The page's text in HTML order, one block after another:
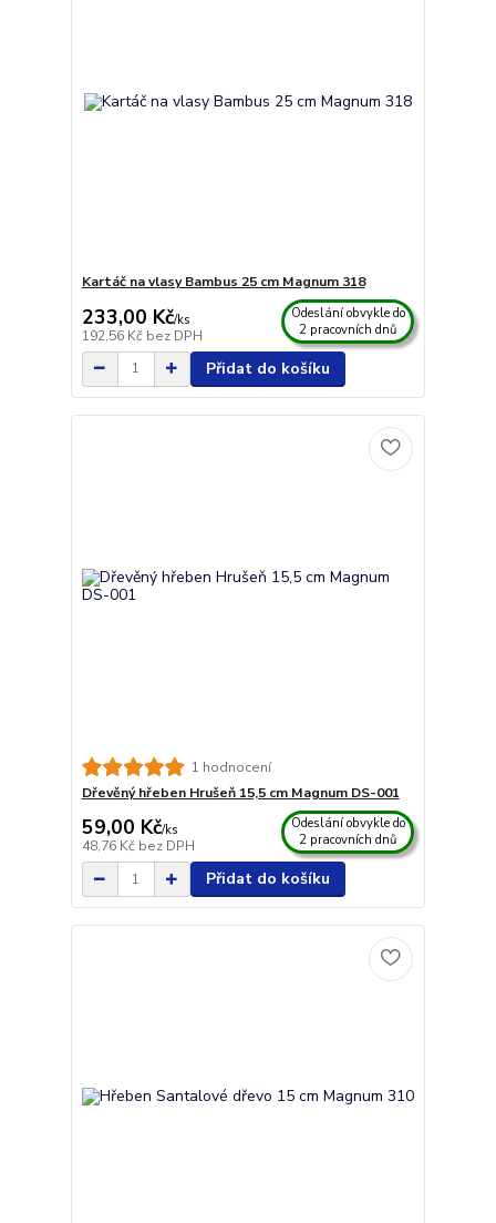
Kartáč na vlasy Bambus 25 cm Magnum 318
233,00 Kč/ks
192,56 Kč bez DPH
Odeslání obvykle do
2 pracovních dnů
Přidat do košíku
1 hodnocení
Dřevěný hřeben Hrušeň 15,5 cm Magnum DS-001
59,00 Kč/ks
48,76 Kč bez DPH
Odeslání obvykle do
2 pracovních dnů
Přidat do košíku